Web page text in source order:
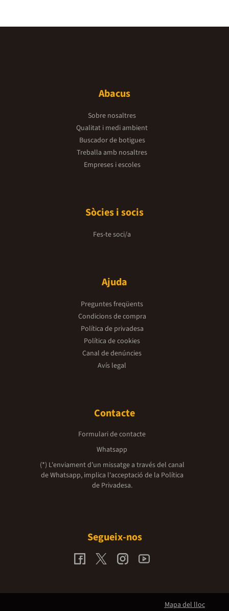
Abacus
Sobre nosaltres
Qualitat i medi ambient
Buscador de botigues
Treballa amb nosaltres
Empreses i escoles
Sòcies i socis
Fes-te soci/a
Ajuda
Preguntes freqüents
Condicions de compra
Política de privadesa
Política de cookies
Canal de denúncies
Avís legal
Contacte
Formulari de contacte
Whatsapp
(*) L'enviament d’un missatge a través del canal
de Whatsapp, implica l'acceptació de la Política
de Privadesa.
Segueix-nos
Mapa del lloc